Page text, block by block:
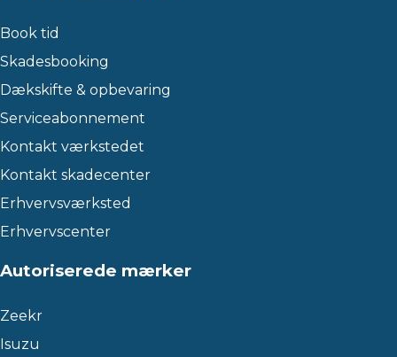
Book tid
Skadesbooking
Dækskifte & opbevaring
Serviceabonnement
Kontakt værkstedet
Kontakt skadecenter
Erhvervsværksted
Erhvervscenter
Autoriserede mærker
Zeekr
Isuzu